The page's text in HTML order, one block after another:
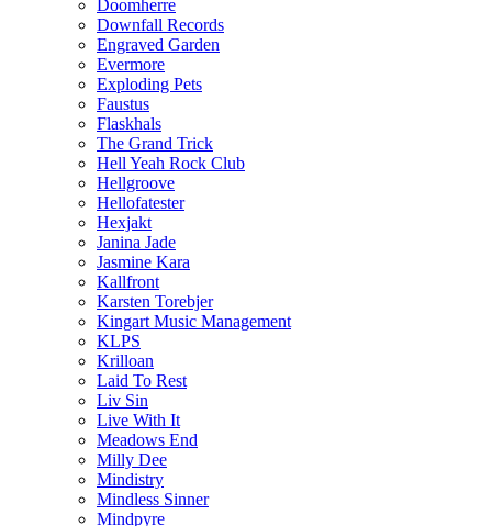
Doomherre
Downfall Records
Engraved Garden
Evermore
Exploding Pets
Faustus
Flaskhals
The Grand Trick
Hell Yeah Rock Club
Hellgroove
Hellofatester
Hexjakt
Janina Jade
Jasmine Kara
Kallfront
Karsten Torebjer
Kingart Music Management
KLPS
Krilloan
Laid To Rest
Liv Sin
Live With It
Meadows End
Milly Dee
Mindistry
Mindless Sinner
Mindpyre